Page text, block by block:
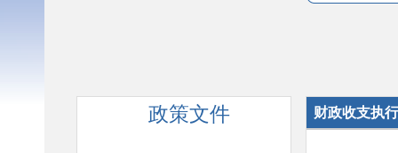
政策文件 财政收支执